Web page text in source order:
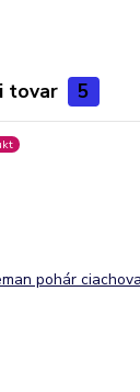
tovar 5